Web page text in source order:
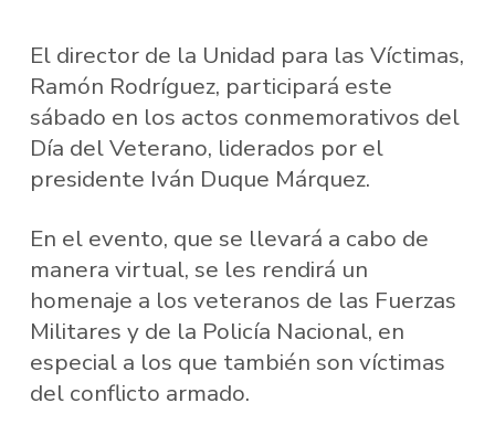
El director de la Unidad para las Víctimas,
Ramón Rodríguez, participará este
sábado en los actos conmemorativos del
Día del Veterano, liderados por el
presidente Iván Duque Márquez.
En el evento, que se llevará a cabo de
manera virtual, se les rendirá un
homenaje a los veteranos de las Fuerzas
Militares y de la Policía Nacional, en
especial a los que también son víctimas
del conflicto armado.